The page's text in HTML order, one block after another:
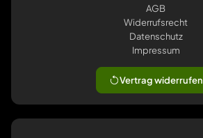
AGB
Widerrufsrecht
Datenschutz
Impressum
Vertrag widerrufen